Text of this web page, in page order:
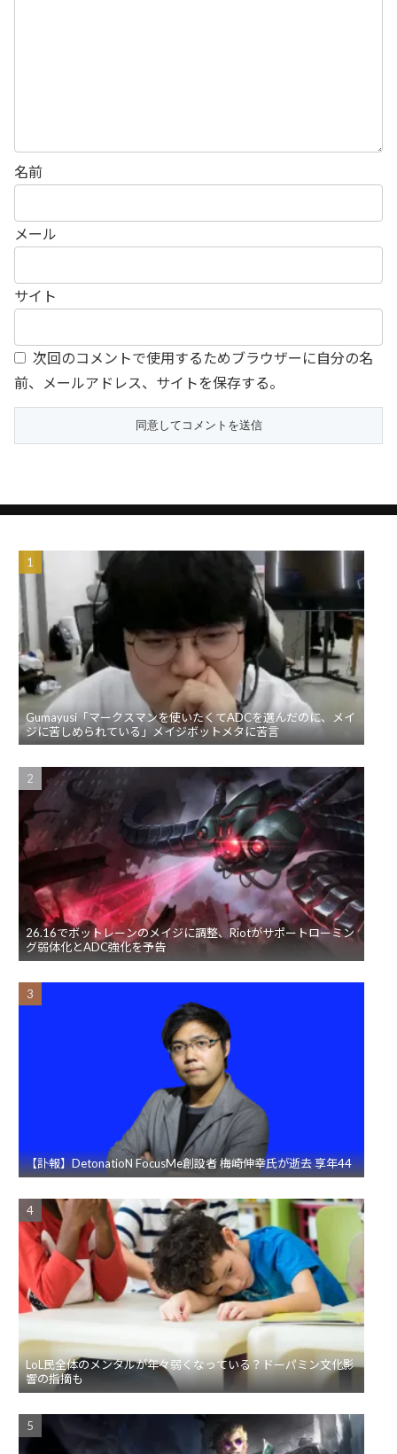
名前
メール
サイト
次回のコメントで使用するためブラウザーに自分の名
前、メールアドレス、サイトを保存する。
Gumayusi「マークスマンを使いたくてADCを選んだのに、メイ
ジに苦しめられている」メイジボットメタに苦言
26.16でボットレーンのメイジに調整、Riotがサポートローミン
グ弱体化とADC強化を予告
【訃報】DetonatioN FocusMe創設者 梅崎伸幸氏が逝去 享年44
LoL民全体のメンタルが年々弱くなっている？ドーパミン文化影
響の指摘も